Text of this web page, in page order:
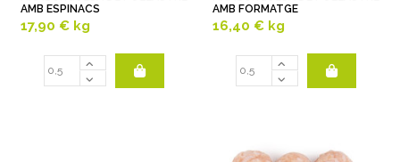
AMB ESPINACS
17,90 € kg
AMB FORMATGE
16,40 € kg